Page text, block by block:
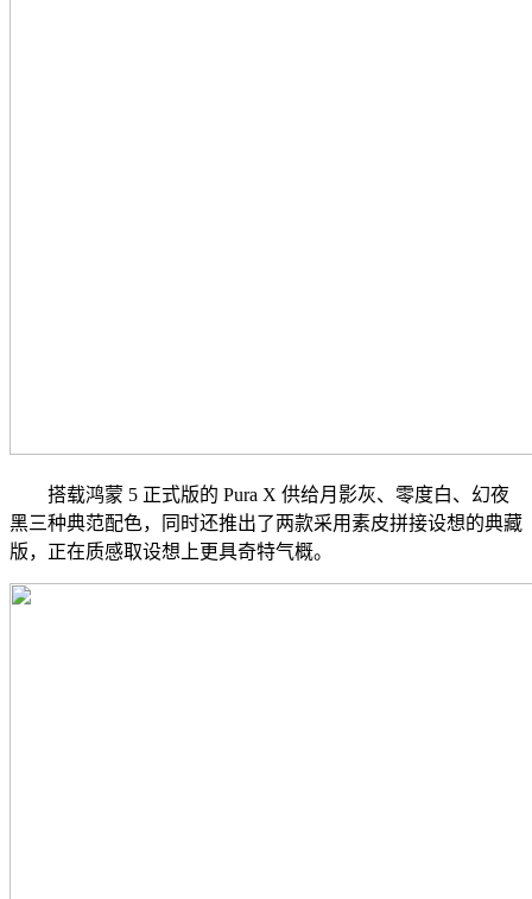
搭载鸿蒙 5 正式版的 Pura X 供给月影灰、零度白、幻夜
黑三种典范配色，同时还推出了两款采用素皮拼接设想的典藏
版，正在质感取设想上更具奇特气概。